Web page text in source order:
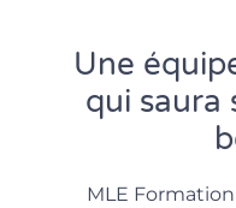
Une
qui saura
MLE